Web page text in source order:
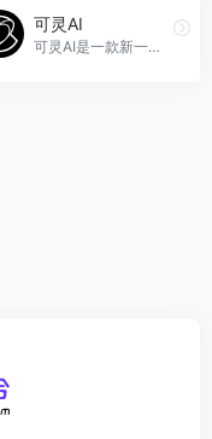
可灵AI
可灵AI是一款新一代的AI创意生产力平台，提供AI图片、AI视频和AI编辑三大功能模块，帮助用户快速高效地创作多样风格的精美图片和高清视频，可灵AI官网入口网址